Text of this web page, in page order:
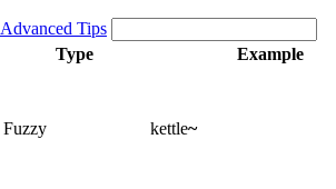
Advanced Tips
Type
Example
Fuzzy kettle~